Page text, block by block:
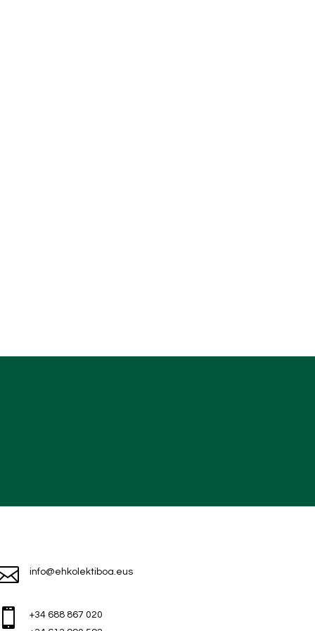
info@ehkolektiboa.eus
+34 688 867 020